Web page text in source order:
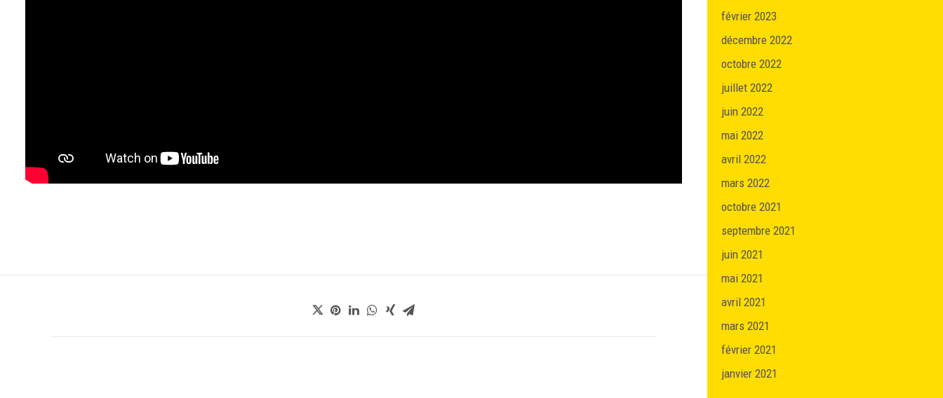
février 2023
décembre 2022
octobre 2022
juillet 2022
juin 2022
mai 2022
avril 2022
mars 2022
octobre 2021
septembre 2021
juin 2021
mai 2021
avril 2021
mars 2021
février 2021
janvier 2021